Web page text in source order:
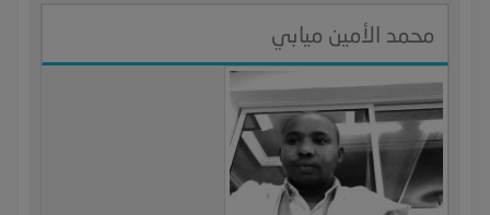
محمد الأمين ميابي